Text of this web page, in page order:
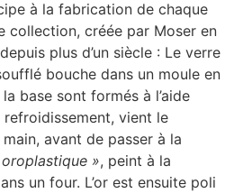
à la fabrication de chaque
collection, créée par Moser en
plus d’un siècle : Le verre
bouche dans un moule en
base sont formés à l’aide
refroidissement, vient le
avant de passer à la
», peint à la
un four. L’or est ensuite poli